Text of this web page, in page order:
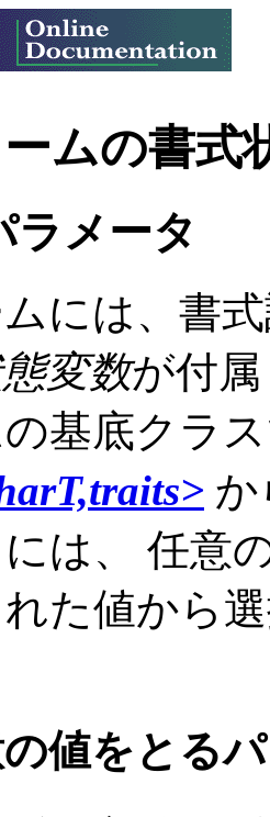
ムの書式
ラメータ
には、書
変数が付
基底クラ
か
は、 任意
た値から
の値をとる